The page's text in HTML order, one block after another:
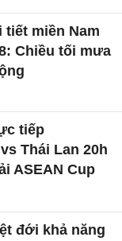
miền Nam
Chiều tối mưa
tiếp
Thái Lan 20h
ASEAN Cup
đới khả năng